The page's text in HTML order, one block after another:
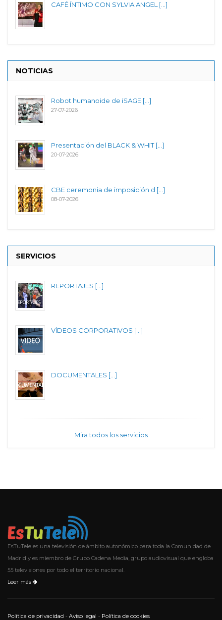
CAFÉ ÍNTIMO CON SYLVIA ANGEL [...]
NOTICIAS
Robot humanoide de iSAGE [...]
27-07-2026
Presentación del BLACK & WHIT [...]
20-07-2026
CBE ceremonia de imposición d [...]
08-07-2026
SERVICIOS
REPORTAJES [...]
VÍDEOS CORPORATIVOS [...]
DOCUMENTALES [...]
Mira todos los servicios
EsTuTele es una televisión de ámbito autonómico para toda la Comunidad de
Madrid y es miembro de Grupo Cadena Media, grupo audiovisual que engloba
55 televisiones por todo el territorio nacional.
Leer más
Política de privacidad - Aviso legal - Política de cookies